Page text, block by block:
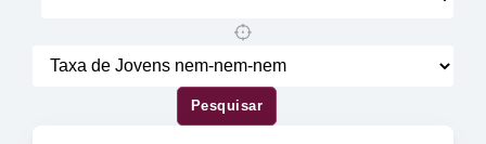
Pesquisar